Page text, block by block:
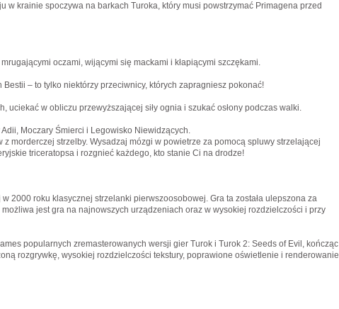
krainie spoczywa na barkach Turoka, który musi powstrzymać Primagena przed
oczami, wijącymi się mackami i kłapiącymi szczękami.
– to tylko niektórzy przeciwnicy, których zapragniesz pokonać!
w obliczu przewyższającej siły ognia i szukać osłony podczas walki.
Moczary Śmierci i Legowisko Niewidzących.
morderczej strzelby. Wysadzaj mózgi w powietrze za pomocą spluwy strzelającej
triceratopsa i rozgnieć każdego, kto stanie Ci na drodze!
2000 roku klasycznej strzelanki pierwszoosobowej. Gra ta została ulepszona za
jest gra na najnowszych urządzeniach oraz w wysokiej rozdzielczości i przy
popularnych zremasterowanych wersji gier Turok i Turok 2: Seeds of Evil, kończąc
rozgrywkę, wysokiej rozdzielczości tekstury, poprawione oświetlenie i renderowanie